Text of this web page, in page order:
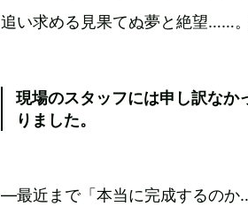
追い求める見果てぬ夢と絶望……
現場のスタッフには申し訳なか
りました。
―最近まで「本当に完成するのか